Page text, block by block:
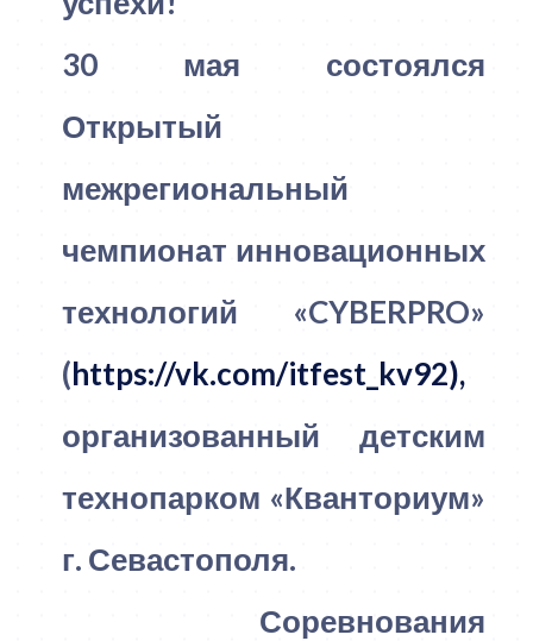
30 мая состоялся
Открытый
межрегиональный
чемпионат инновационных
технологий «CYBERPRO»
(https://vk.com/itfest_kv92),
организованный детским
технопарком «Кванториум»
г. Севастополя.
Соревнования